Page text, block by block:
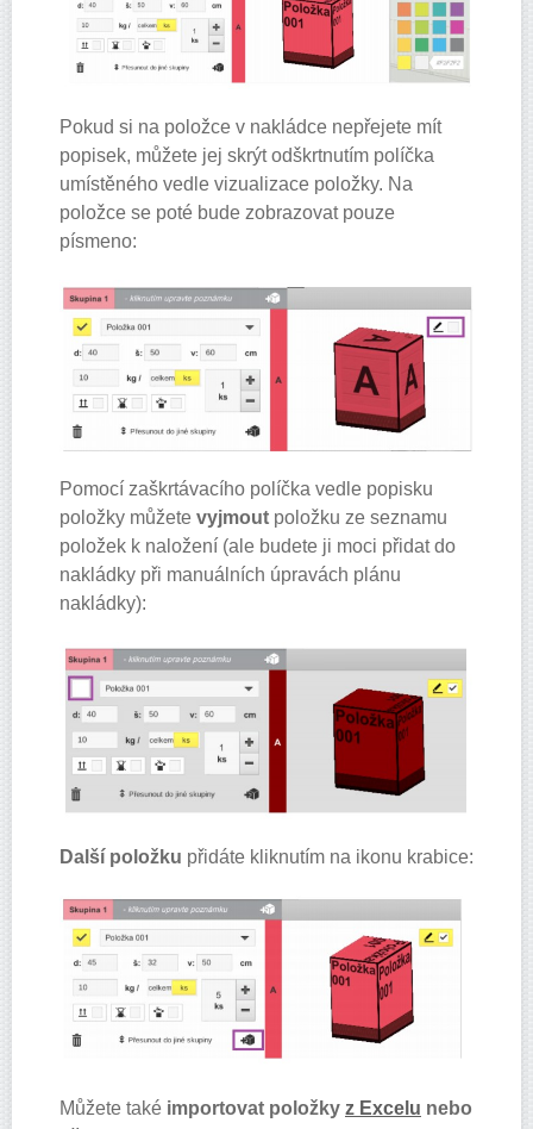
Pokud si na položce v nakládce nepřejete mít
popisek, můžete jej skrýt odškrtnutím políčka
umístěného vedle vizualizace položky. Na
položce se poté bude zobrazovat pouze
písmeno:
Pomocí zaškrtávacího políčka vedle popisku
položky můžete vyjmout položku ze seznamu
položek k naložení (ale budete ji moci přidat do
nakládky při manuálních úpravách plánu
nakládky):
Další položku přidáte kliknutím na ikonu krabice:
Můžete také importovat položky z Excelu nebo